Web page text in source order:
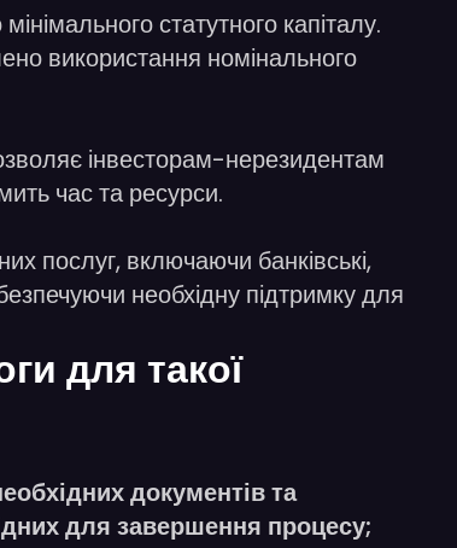
статутного капіталу.
використання номінального
інвесторам-нерезидентам
час та ресурси.
послуг, включаючи банківські,
необхідну підтримку для
для такої
документів та
для завершення процесу;